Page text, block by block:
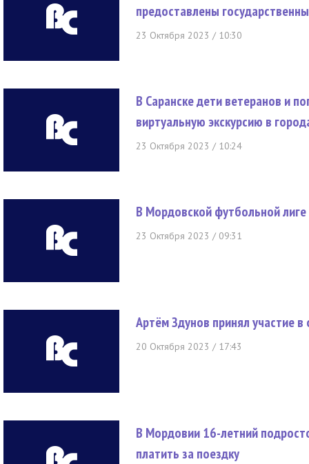
предоставлены
23 Октября 2023 / 10:30
В Саранске дети ветеранов и
виртуальную экскурсию в
23 Октября 2023 / 10:24
В Мордовской футбольной
23 Октября 2023 / 09:31
Артём Здунов принял участие
20 Октября 2023 / 17:43
В Мордовии 16-летний
платить за поездку